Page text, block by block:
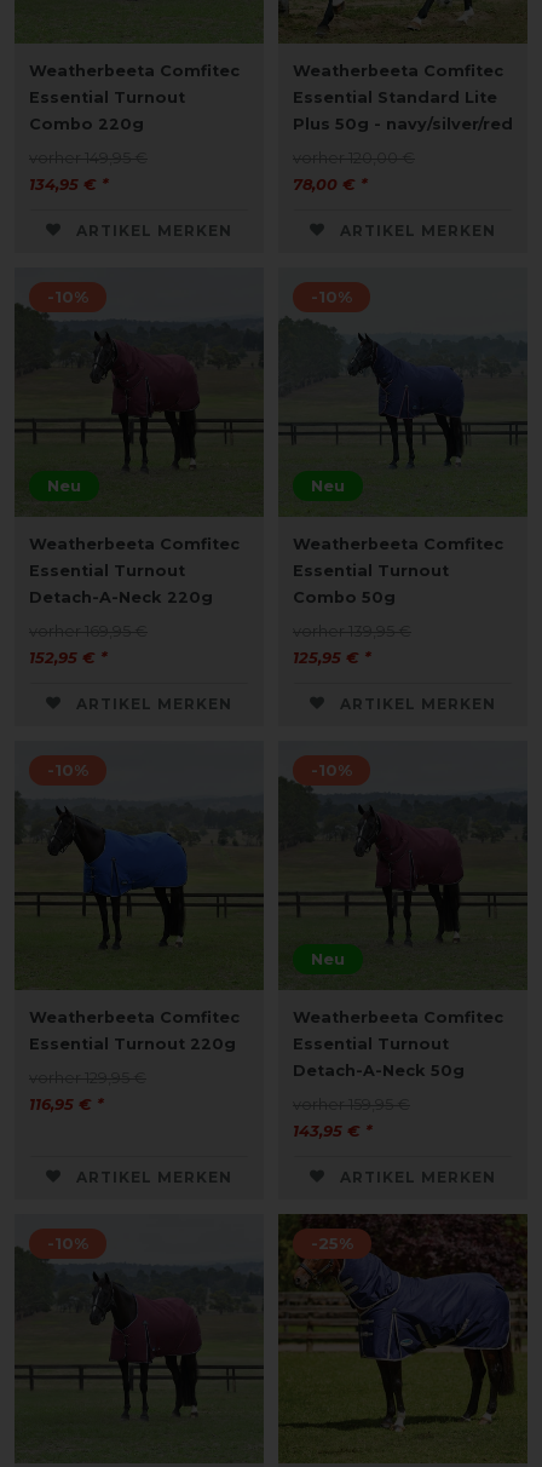
Weatherbeeta Comfitec
Essential Turnout
Combo 220g
134,95 € *
ARTIKEL MERKEN
Weatherbeeta Comfitec
Essential Standard Lite
Plus 50g - navy/silver/red
78,00 € *
ARTIKEL MERKEN
Neu
-10%
Weatherbeeta Comfitec
Essential Turnout
Detach-A-Neck 220g
152,95 € *
ARTIKEL MERKEN
Neu
-10%
Weatherbeeta Comfitec
Essential Turnout
Combo 50g
125,95 € *
ARTIKEL MERKEN
-10%
Weatherbeeta Comfitec
Essential Turnout 220g
116,95 € *
ARTIKEL MERKEN
Neu
-10%
Weatherbeeta Comfitec
Essential Turnout
Detach-A-Neck 50g
143,95 € *
ARTIKEL MERKEN
-10% -25%